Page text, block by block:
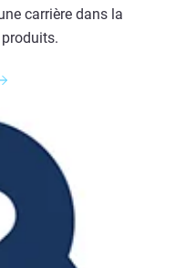
carrière dans la